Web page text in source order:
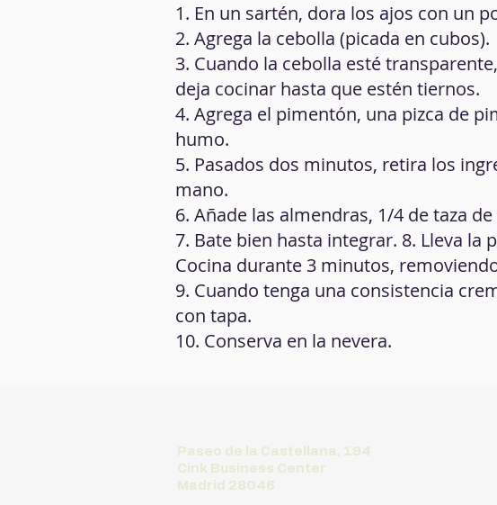
1. En un sartén, dora los ajos con un
2. Agrega la cebolla (picada en cubos).
3. Cuando la cebolla esté
deja cocinar hasta que estén tiernos.
4. Agrega el pimentón, una pizca de
humo.
5. Pasados dos minutos, retira los
mano.
6. Añade las almendras, 1/4 de taza
7. Bate bien hasta integrar. 8. Lleva la
Cocina durante 3 minutos,
9. Cuando tenga una consistencia
con tapa.
10. Conserva en la nevera.
Paseo de la Castellana, 194
Cink Business Center
Madrid 28046